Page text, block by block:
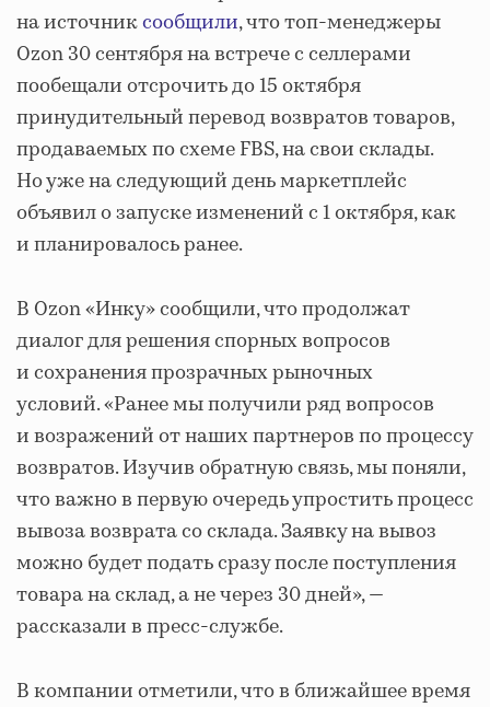
на источниксообщили, что топ-менеджеры
Ozon 30 сентября на встрече с селлерами
пообещали отсрочить до 15 октября
принудительный перевод возвратов товаров,
продаваемых по схеме FBS, на свои склады.
Но уже на следующий день маркетплейс
объявил о запуске изменений с 1 октября, как
и планировалось ранее.
В Ozon «Инку» сообщили, что продолжат
диалог для решения спорных вопросов
и сохранения прозрачных рыночных
условий. «Ранее мы получили ряд вопросов
и возражений от наших партнеров по процессу
возвратов. Изучив обратную связь, мы поняли,
что важно в первую очередь упростить процесс
вывоза возврата со склада. Заявку на вывоз
можно будет подать сразу после поступления
товара на склад, а не через 30 дней», —
рассказали в пресс-службе.
В компании отметили, что в ближайшее время